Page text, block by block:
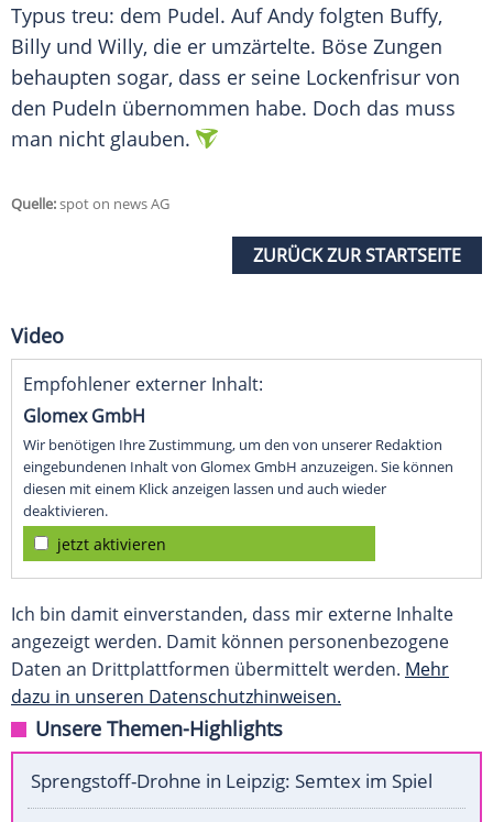
Typus treu: dem Pudel. Auf Andy folgten Buffy,
Billy und Willy, die er umzärtelte. Böse Zungen
behaupten sogar, dass er seine Lockenfrisur von
den Pudeln übernommen habe. Doch das muss
man nicht glauben.
Quelle:spot on news AG
ZURÜCK ZUR STARTSEITE
Video
Empfohlener externer Inhalt:
Glomex GmbH
Wir benötigen Ihre Zustimmung, um den von unserer Redaktion
eingebundenen Inhalt von Glomex GmbH anzuzeigen. Sie können
diesen mit einem Klick anzeigen lassen und auch wieder
deaktivieren.
jetzt aktivieren
Ich bin damit einverstanden, dass mir externe Inhalte
angezeigt werden. Damit können personenbezogene
Daten an Drittplattformen übermittelt werden. Mehr
dazu in unseren Datenschutzhinweisen.
Unsere Themen-Highlights
Sprengstoff-Drohne in Leipzig: Semtex im Spiel